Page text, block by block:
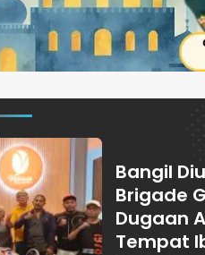
Bangil
Brigade
Dugaan
Tempat